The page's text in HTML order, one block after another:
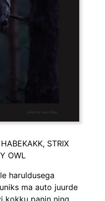
STRIX
OWL
haruldusega
ma auto juurde
kokku panin ning